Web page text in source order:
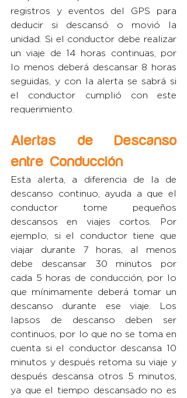
registros y eventos del GPS para
deducir si descansó o movió la
unidad. Si el conductor debe realizar
un viaje de 14 horas continuas, por
lo menos deberá descansar 8 horas
seguidas, y con la alerta se sabrá si
el conductor cumplió con este
requerimiento.
Alertas de Descanso
entre Conducción
Esta alerta, a diferencia de la de
descanso continuo, ayuda a que el
conductor tome pequeños
descansos en viajes cortos. Por
ejemplo, si el conductor tiene que
viajar durante 7 horas, al menos
debe descansar 30 minutos por
cada 5 horas de conducción, por lo
que mínimamente deberá tomar un
descanso durante ese viaje. Los
lapsos de descanso deben ser
continuos, por lo que no se toma en
cuenta si el conductor descansa 10
minutos y después retoma su viaje y
después descansa otros 5 minutos,
ya que el tiempo descansado no es